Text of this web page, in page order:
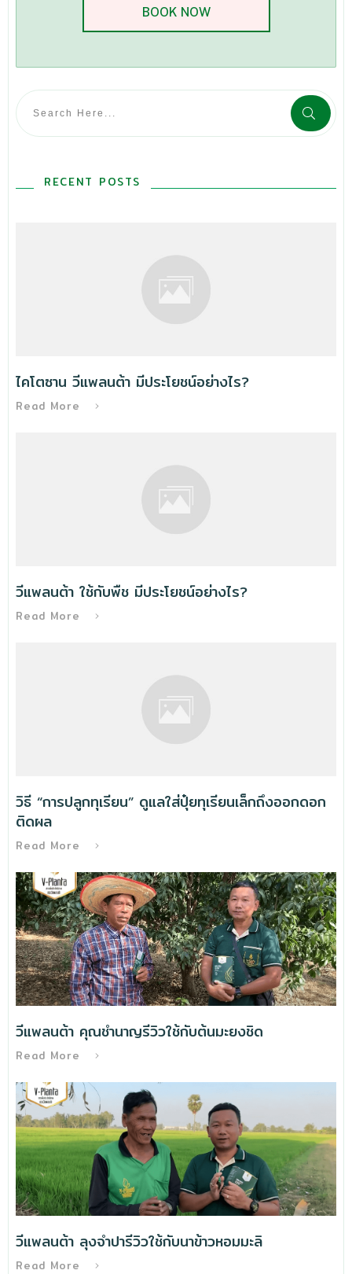
BOOK NOW
RECENT POSTS
ไคโตซาน วีแพลนต้า มีประโยชน์อย่างไร?
Read More
วีแพลนต้า ใช้กับพืช มีประโยชน์อย่างไร?
Read More
วิธี “การปลูกทุเรียน” ดูแลใส่ปุ๋ยทุเรียนเล็กถึงออกดอก
ติดผล
Read More
วีแพลนต้า คุณชำนาญรีวิวใช้กับต้นมะยงชิด
Read More
วีแพลนต้า ลุงจำปารีวิวใช้กับนาข้าวหอมมะลิ
Read More